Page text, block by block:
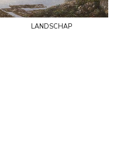
landschap